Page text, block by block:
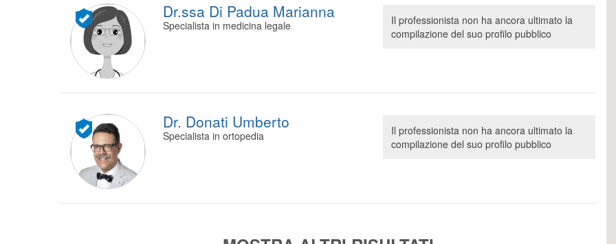
Dr.ssa Di Padua Marianna
Specialista in medicina legale
Il professionista non ha ancora ultimato la
compilazione del suo profilo pubblico
Dr. Donati Umberto
Specialista in ortopedia
Il professionista non ha ancora ultimato la
compilazione del suo profilo pubblico